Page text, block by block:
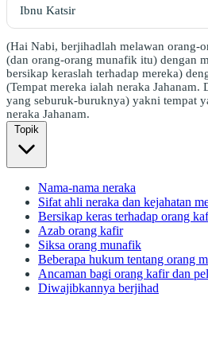
(Hai Nabi, berjihadlah melawan orang-
(dan orang-orang munafik itu) dengan
bersikap keraslah terhadap mereka)
(Tempat mereka ialah neraka Jahanam.
yang seburuk-buruknya) yakni tempat
neraka Jahanam.
Topik
Nama-nama neraka
Sifat ahli neraka dan kejahatan
Bersikap keras terhadap orang
Azab orang kafir
Siksa orang munafik
Beberapa hukum tentang orang
Ancaman bagi orang kafir dan
Diwajibkannya berjihad